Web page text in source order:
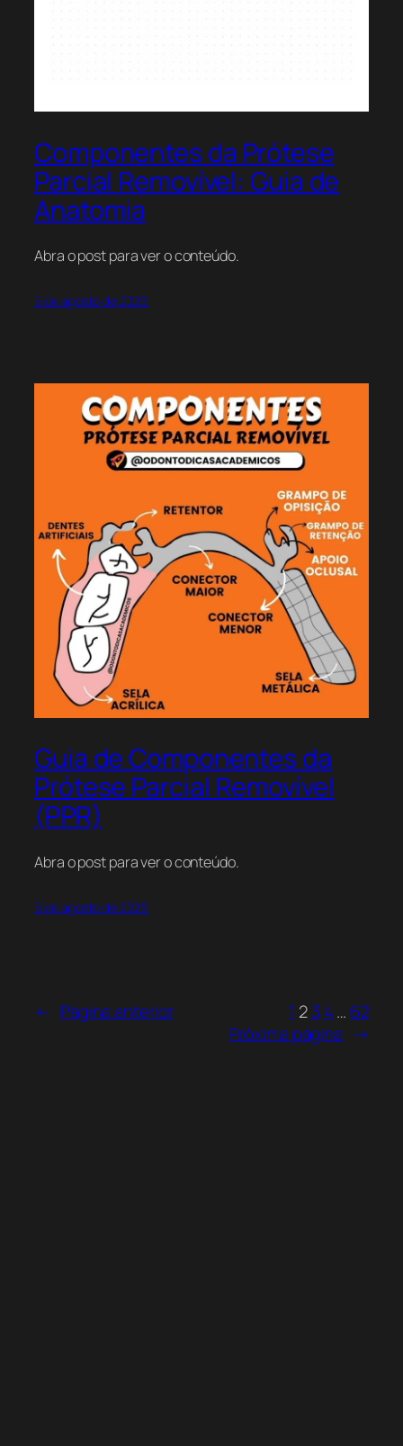
Componentes da Prótese
Parcial Removível: Guia de
Anatomia
Abra o post para ver o conteúdo.
5 de agosto de 2026
Guia de Componentes da
Prótese Parcial Removível
(PPR)
Abra o post para ver o conteúdo.
5 de agosto de 2026
← Página anterior 1 23 4… 62
Próxima página →